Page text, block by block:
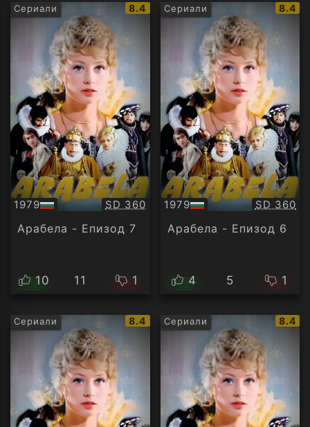
Сериали
IMDb
рейтинг:
8.4
1979
БГ
аудио
Качество:
SD 360
Арабела - Епизод 7
10 11 1
Сериали
IMDb
8.4
1979
БГ
аудио
SD 360
Арабела - Епизод 6
4 5 1
Сериали
IMDb
рейтинг:
8.4 Сериали
IMDb
8.4